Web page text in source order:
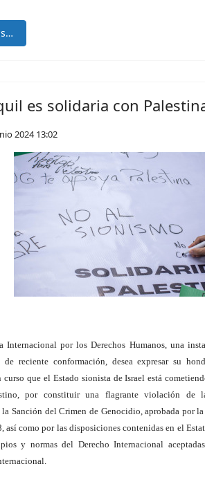
es solidaria con
2024 13:02
Internacional por los Derechos Humanos, una
de reciente conformación, desea expresar su
que el Estado sionista de Israel está
por constituir una flagrante violación de
Sanción del Crimen de Genocidio, aprobada por
así como por las disposiciones contenidas en el
y normas del Derecho Internacional